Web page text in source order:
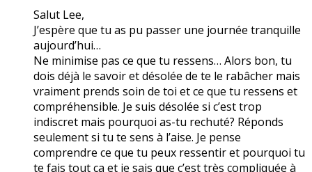
Salut Lee,
J’espère que tu as pu passer une journée tranquille
aujourd’hui…
Ne minimise pas ce que tu ressens… Alors bon, tu
dois déjà le savoir et désolée de te le rabâcher mais
vraiment prends soin de toi et ce que tu ressens et
compréhensible. Je suis désolée si c’est trop
indiscret mais pourquoi as-tu rechuté? Réponds
seulement si tu te sens à l’aise. Je pense
comprendre ce que tu peux ressentir et pourquoi tu
te fais tout ça et je sais que c’est très compliquée à